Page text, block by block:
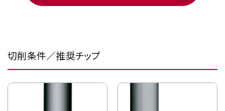
切削条件／推奨チップ